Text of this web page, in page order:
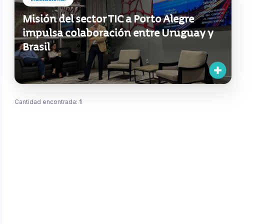
Misión del sector TIC a Porto Alegre
impulsa colaboración entre Uruguay y
Brasil
Cantidad encontrada: 1